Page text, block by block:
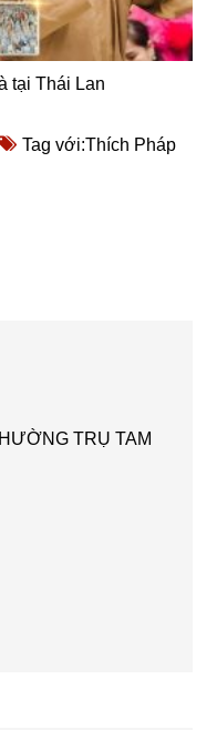
tại Thái Lan
Tag với:Thích Pháp
TRỤ TAM